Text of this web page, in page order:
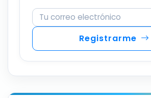
Correo electrónico
Registrarme